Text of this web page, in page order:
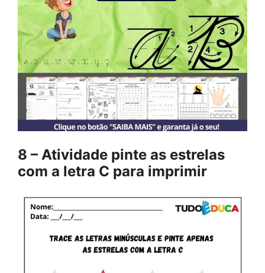
8 – Atividade pinte as estrelas
com a letra C para imprimir